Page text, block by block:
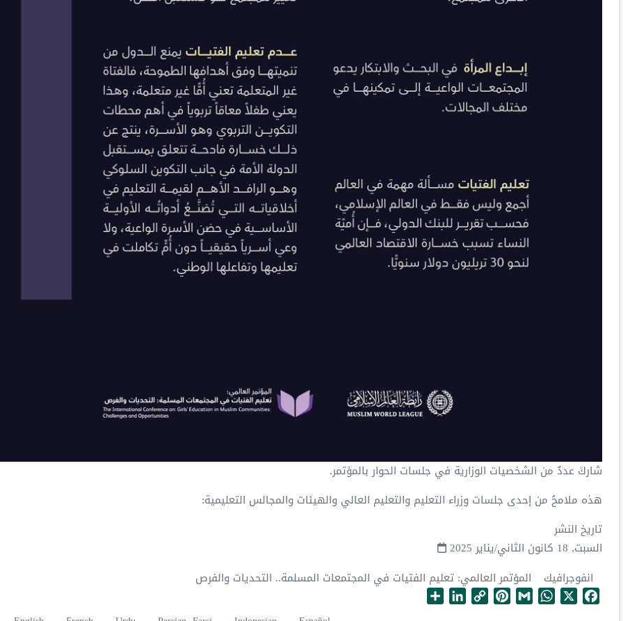
شاركَ عددٌ من الشخصيات الوزارية في جلسات الحوار بالمؤتمر.
‏هذه ملامحُ من إحدى جلسات وزراء التعليم والتعليم العالي والهيئات والمجالس التعليمية:
تاريخ النشر
السبت, 18 كانون الثاني/يناير 2025
انفوجرافيك
المؤتمر العالمي: تعليم الفتيات في المجتمعات المسلمة.. التحديات والفرص
F
X
W
G
P
C
L